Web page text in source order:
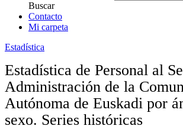
Buscar
Contacto
Mi carpeta
Estadística
Estadística de Personal al
Administración de la
Autónoma de Euskadi por
sexo. Series históricas